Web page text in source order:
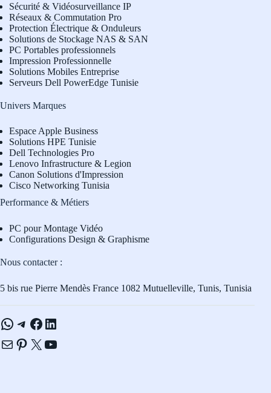
Sécurité & Vidéosurveillance IP
Réseaux & Commutation Pro
Protection Électrique & Onduleurs
Solutions de Stockage NAS & SAN
PC Portables professionnels
Impression Professionnelle
Solutions Mobiles Entreprise
Serveurs Dell PowerEdge Tunisie
Univers Marques
Espace Apple Business
Solutions HPE Tunisie
Dell Technologies Pro
Lenovo Infrastructure & Legion
Canon Solutions d'Impression
Cisco Networking Tunisia
Performance & Métiers
PC pour Montage Vidéo
Configurations Design & Graphisme
Nous contacter :
5 bis rue Pierre Mendès France 1082 Mutuelleville, Tunis, Tunisia
WhatsApp
Telegram
Facebook
LinkedIn
E-mailPinterest
X YouTube